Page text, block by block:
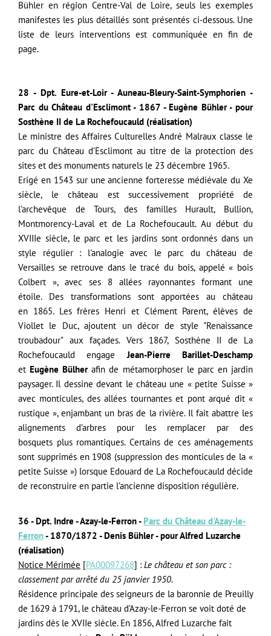
Bühler en région Centre-Val de Loire, seuls les exemples
manifestes les plus détaillés sont présentés ci-dessous. Une
liste de leurs interventions est communiquée en fin de
page.
28 - Dpt. Eure-et-Loir - Auneau-Bleury-Saint-Symphorien -
Parc du Château d'Esclimont - 1867 - Eugène Bühler - pour
Sosthène II de La Rochefoucauld (réalisation)
Le ministre des Affaires Culturelles André Malraux classe le
parc du Château d’Esclimont au titre de la protection des
sites et des monuments naturels le 23 décembre 1965.
Erigé en 1543 sur une ancienne forteresse médiévale du Xe
siècle, le château est successivement propriété de
l'archevêque de Tours, des familles Hurault, Bullion,
Montmorency-Laval et de La Rochefoucault.Au début du
XVIIIe siècle, le parc et les jardins sont ordonnés dans un
style régulier : l'analogie avec le parc du château de
Versailles se retrouve dans le tracé du bois, appelé « bois
Colbert », avec ses 8 allées rayonnantes formant une
étoile. Des transformations sont apportées au château
en 1865. Les frères Henri et Clément Parent, élèves de
Viollet le Duc, ajoutent un décor de style "Renaissance
troubadour" aux façades. Vers 1867, Sosthène II de La
Rochefoucauld engageJean-Pierre Barillet-Deschamp
etEugène Bülherafin de métamorphoser le parc en jardin
paysager. Il dessine devant le château une « petite Suisse »
avec monticules, des allées tournantes et pont arqué dit «
rustique », enjambant un bras de la rivière. Il fait abattre les
alignements d’arbres pour les remplacer par des
bosquets plus romantiques. Certains de ces aménagements
sont supprimés en 1908 (suppression des monticules de la «
petite Suisse ») lorsque Edouard de La Rochefoucauld décide
de reconstruire en partie l’ancienne disposition régulière.
36 - Dpt. Indre - Azay-le-Ferron - Parc du Château d'Azay-le-
Ferron- 1870/1872 - Denis Bühler - pour Alfred Luzarche
(réalisation)
Notice Mérimée [PA00097268] : Le château et son parc :
classement par arrêté du 25 janvier 1950.
Résidence principale des seigneurs de la baronnie de Preuilly
de 1629 à 1791, le château d’Azay-le-Ferron se voit doté de
jardins dès le XVIIe siècle. En 1856, Alfred Luzarche fait